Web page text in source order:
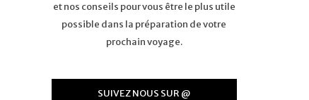
et nos conseils pour vous être le plus utile
possible dans la préparation de votre
prochain voyage.
SUIVEZ NOUS SUR @